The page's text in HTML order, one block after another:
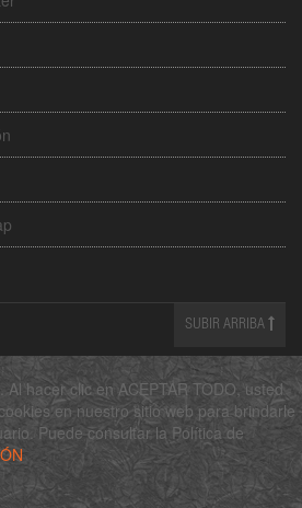
SUBIR ARRIBA
hacer clic en ACEPTAR TODO, usted
en nuestro sitio web para brindarle
Puede consultar la Política de